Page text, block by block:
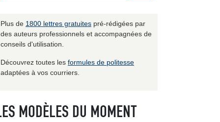
Plus de 1800 lettres gratuites pré-rédigées par
des auteurs professionnels et accompagnées de
conseils d'utilisation.
Découvrez toutes les formules de politesse
adaptées à vos courriers.
MODÈLES DU MOMENT